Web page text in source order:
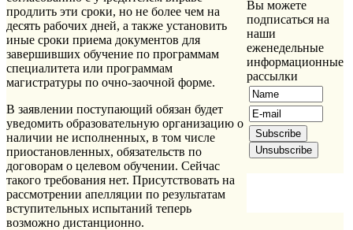
продлить эти сроки, но не более чем на
десять рабочих дней, а также установить
иные сроки приема документов для
завершивших обучение по программам
специалитета или программам
магистратуры по очно-заочной форме.
В заявлении поступающий обязан будет
уведомить образовательную организацию о
наличии не исполненных, в том числе
приостановленных, обязательств по
договорам о целевом обучении. Сейчас
такого требования нет. Присутствовать на
рассмотрении апелляции по результатам
вступительных испытаний теперь
возможно дистанционно.
Вы можете
подписаться на
наши
еженедельные
информационные
рассылки